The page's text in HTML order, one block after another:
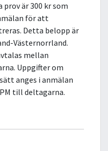
är 300 kr som
för att
Detta belopp är
Västernorrland.
mellan
Uppgifter om
anges i anmälan
till deltagarna.